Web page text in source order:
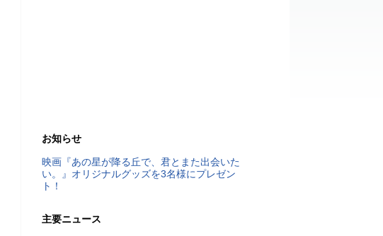
お知らせ
映画『あの星が降る丘で、君とまた出会いた
い。』オリジナルグッズを3名様にプレゼン
ト！
主要ニュース